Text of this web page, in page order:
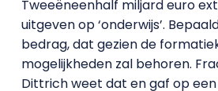
Tweeëneenhalf miljard euro
uitgeven op ‘onderwijs’.
bedrag, dat gezien de
mogelijkheden zal behoren.
Dittrich weet dat en gaf op